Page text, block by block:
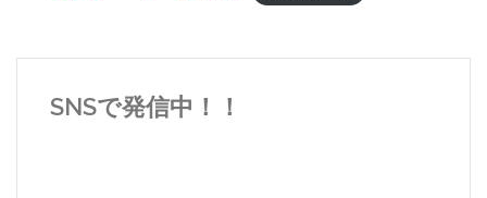
SNSで発信中！！